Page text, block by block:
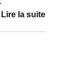
ans